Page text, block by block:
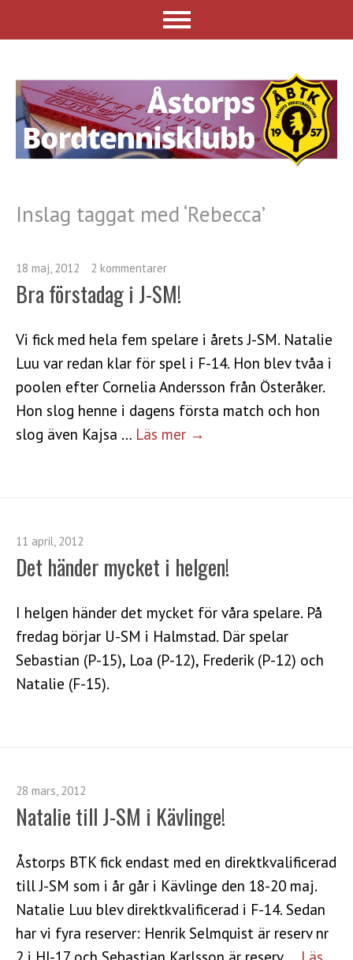
Inslag taggat med ‘Rebecca’
18 maj, 2012 2 kommentarer
Bra förstadag i J-SM!
Vi fick med hela fem spelare i årets J-SM. Natalie
Luu var redan klar för spel i F-14. Hon blev tvåa i
poolen efter Cornelia Andersson från Österåker.
Hon slog henne i dagens första match och hon
slog även Kajsa … Läs mer →
11 april, 2012
Det händer mycket i helgen!
I helgen händer det mycket för våra spelare. På
fredag börjar U-SM i Halmstad. Där spelar
Sebastian (P-15), Loa (P-12), Frederik (P-12) och
Natalie (F-15).
28 mars, 2012
Natalie till J-SM i Kävlinge!
Åstorps BTK fick endast med en direktkvalificerad
till J-SM som i år går i Kävlinge den 18-20 maj.
Natalie Luu blev direktkvalificerad i F-14. Sedan
har vi fyra reserver: Henrik Selmquist är reserv nr